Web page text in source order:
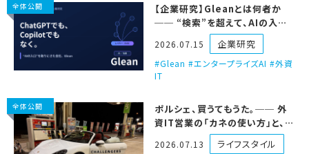
全体公開
【企業研究】Gleanとは何者か
── “検索”を超えて、AIの入口
を取りにきた会社
2026.07.15 企業研究
Glean #エンタープライズAI #外資
IT
全体公開
ポルシェ、買うてもうた。── 外
資IT営業の「カネの使い方」と、
ECS号ツアーの話
2026.07.13 ライフスタイル